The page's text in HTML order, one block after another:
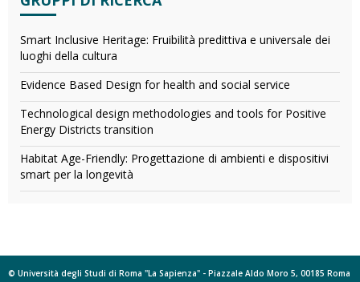
Smart Inclusive Heritage: Fruibilità predittiva e universale dei
luoghi della cultura
Evidence Based Design for health and social service
Technological design methodologies and tools for Positive
Energy Districts transition
Habitat Age-Friendly: Progettazione di ambienti e dispositivi
smart per la longevità
© Università degli Studi di Roma "La Sapienza" - Piazzale Aldo Moro 5, 00185 Roma